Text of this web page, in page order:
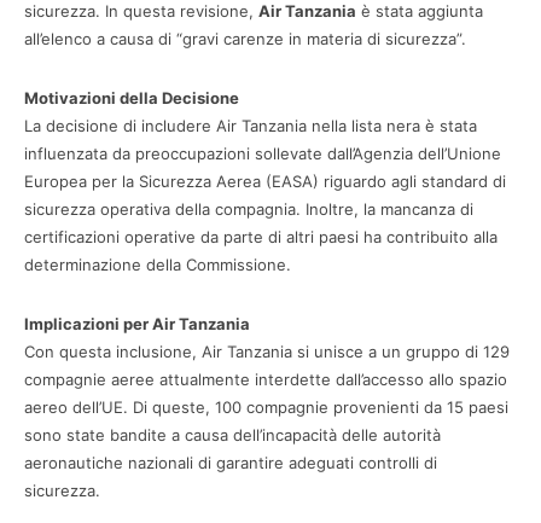
sicurezza. In questa revisione, Air Tanzania è stata aggiunta
all’elenco a causa di “gravi carenze in materia di sicurezza”.
Motivazioni della Decisione
La decisione di includere Air Tanzania nella lista nera è stata
influenzata da preoccupazioni sollevate dall’Agenzia dell’Unione
Europea per la Sicurezza Aerea (EASA) riguardo agli standard di
sicurezza operativa della compagnia. Inoltre, la mancanza di
certificazioni operative da parte di altri paesi ha contribuito alla
determinazione della Commissione.
Implicazioni per Air Tanzania
Con questa inclusione, Air Tanzania si unisce a un gruppo di 129
compagnie aeree attualmente interdette dall’accesso allo spazio
aereo dell’UE. Di queste, 100 compagnie provenienti da 15 paesi
sono state bandite a causa dell’incapacità delle autorità
aeronautiche nazionali di garantire adeguati controlli di
sicurezza.